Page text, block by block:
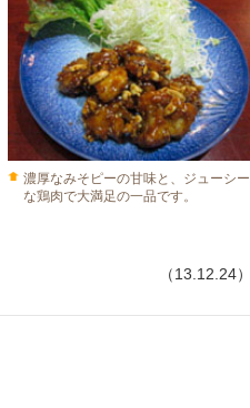
濃厚なみそピーの甘味と、ジューシー
な鶏肉で大満足の一品です。
（13.12.24）